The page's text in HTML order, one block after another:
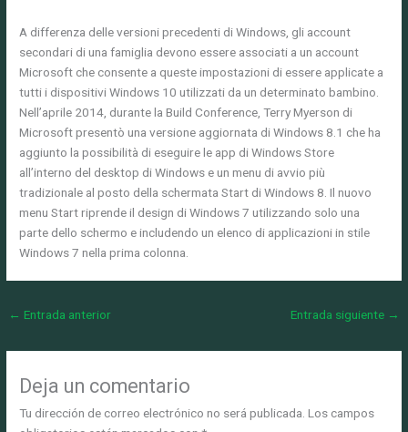
A differenza delle versioni precedenti di Windows, gli account
secondari di una famiglia devono essere associati a un account
Microsoft che consente a queste impostazioni di essere applicate a
tutti i dispositivi Windows 10 utilizzati da un determinato bambino.
Nell’aprile 2014, durante la Build Conference, Terry Myerson di
Microsoft presentò una versione aggiornata di Windows 8.1 che ha
aggiunto la possibilità di eseguire le app di Windows Store
all’interno del desktop di Windows e un menu di avvio più
tradizionale al posto della schermata Start di Windows 8. Il nuovo
menu Start riprende il design di Windows 7 utilizzando solo una
parte dello schermo e includendo un elenco di applicazioni in stile
Windows 7 nella prima colonna.
← Entrada anterior Entrada siguiente →
Deja un comentario
Tu dirección de correo electrónico no será publicada. Los campos